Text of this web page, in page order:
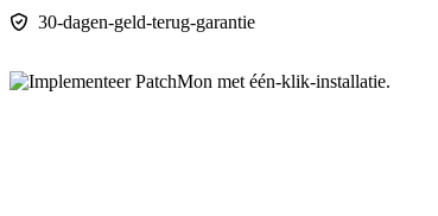
30-dagen-geld-terug-garantie